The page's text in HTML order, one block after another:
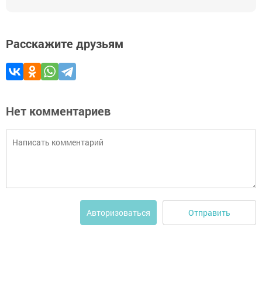
Расскажите друзьям
Нет комментариев
Авторизоваться Отправить